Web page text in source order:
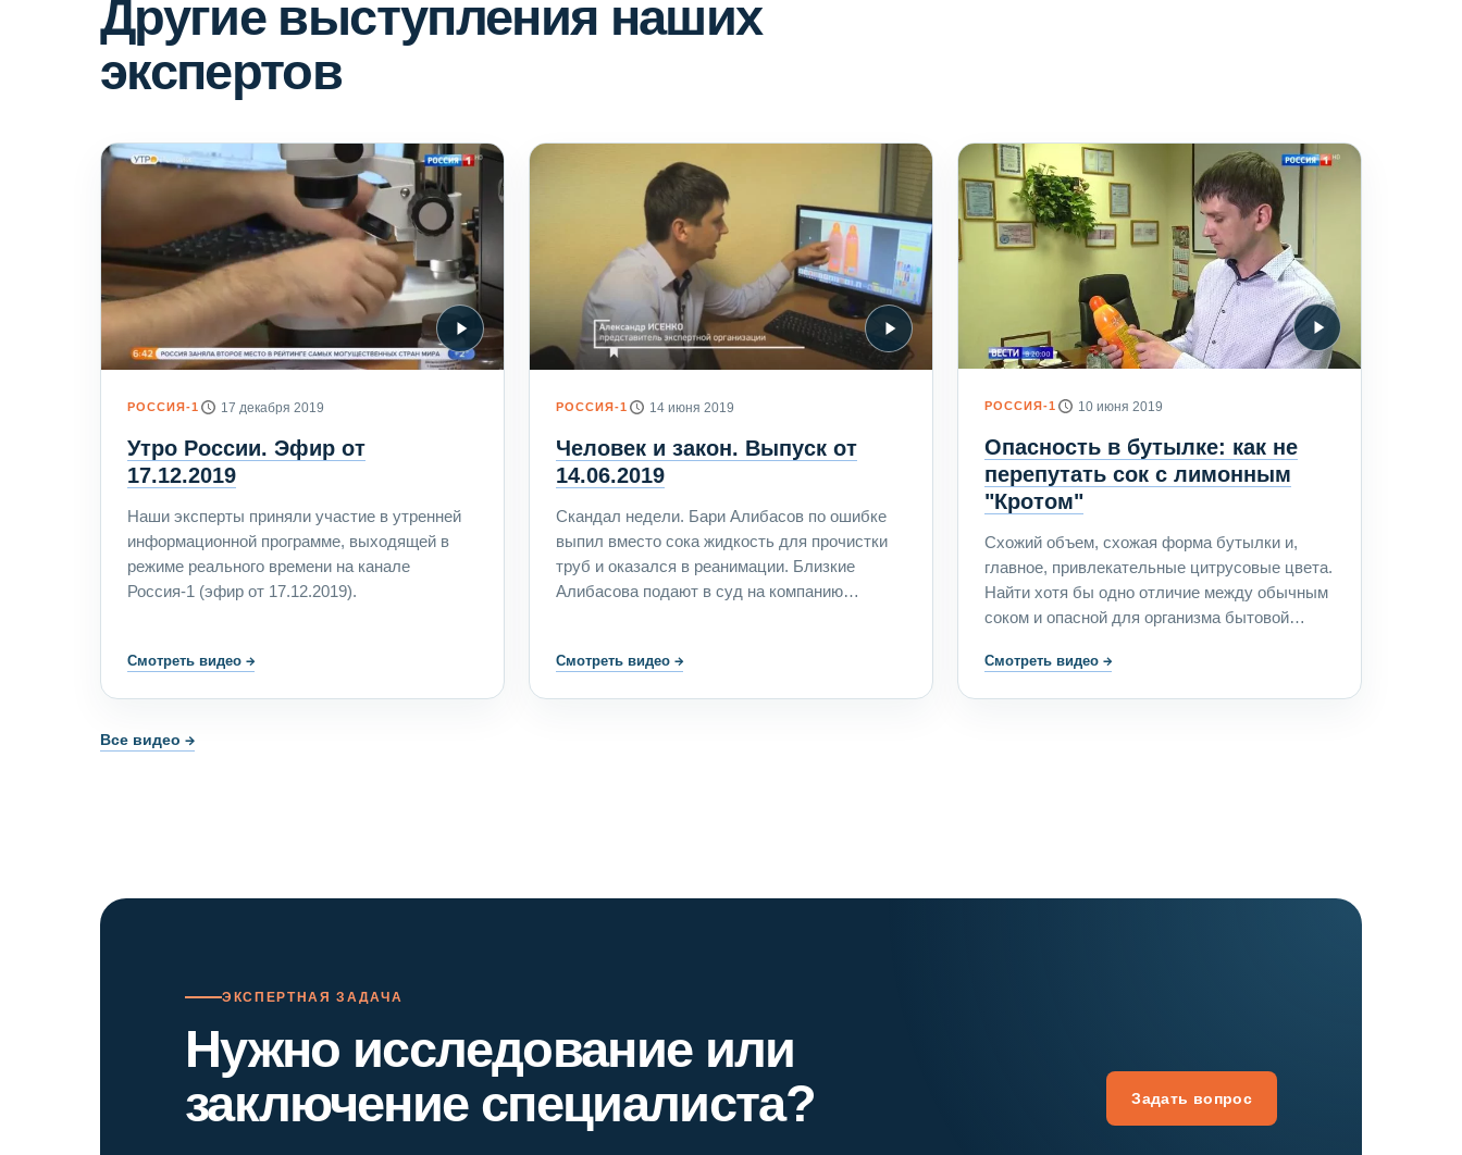
Другие выступления наших
экспертов
РОССИЯ-1 17 декабря 2019
Утро России. Эфир от
17.12.2019
Наши эксперты приняли участие в утренней
информационной программе, выходящей в
режиме реального времени на канале
Россия-1 (эфир от 17.12.2019).
Смотреть видео →
РОССИЯ-1 14 июня 2019
Человек и закон. Выпуск от
14.06.2019
Скандал недели. Бари Алибасов по ошибке
выпил вместо сока жидкость для прочистки
труб и оказался в реанимации. Близкие
Алибасова подают в суд на компанию
могло произойти? Выяснилось, что случай
Смотреть видео →
РОССИЯ-1 10 июня 2019
Опасность в бутылке: как не
перепутать сок с лимонным
"Кротом"
Схожий объем, схожая форма бутылки и,
главное, привлекательные цитрусовые цвета.
Найти хотя бы одно отличие между обычным
соком и опасной для организма бытовой
производит и упаковывает жидкость для
Смотреть видео →
Все видео →
ЭКСПЕРТНАЯ ЗАДАЧА
Нужно исследование или
заключение специалиста?
Задать вопрос